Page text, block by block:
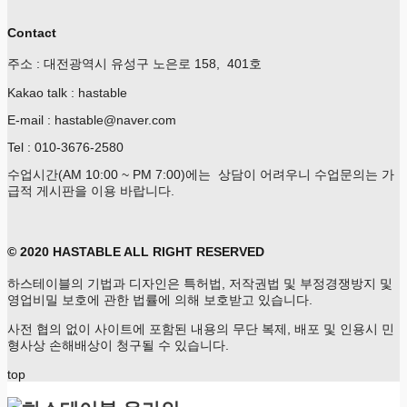
Contact
주소 : 대전광역시 유성구 노은로 158, 401호
Kakao talk : hastable
E-mail : hastable@naver.com
Tel : 010-3676-2580
수업시간(AM 10:00 ~ PM 7:00)에는 상담이 어려우니 수업문의는 가
급적 게시판을 이용 바랍니다.
© 2020 HASTABLE ALL RIGHT RESERVED
하스테이블의 기법과 디자인은 특허법, 저작권법 및 부정경쟁방지 및
영업비밀 보호에 관한 법률에 의해 보호받고 있습니다.
사전 협의 없이 사이트에 포함된 내용의 무단 복제, 배포 및 인용시 민
형사상 손해배상이 청구될 수 있습니다.
top